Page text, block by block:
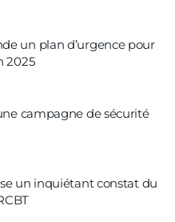
un plan d’urgence pour
2025
campagne de sécurité
un inquiétant constat du